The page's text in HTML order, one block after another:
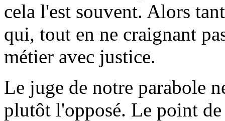
cela l'est souvent. Alors
qui, tout en ne craignant
métier avec justice.
Le juge de notre parabole
plutôt l'opposé. Le point